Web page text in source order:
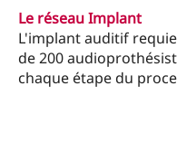
Le réseau Implant
L'implant auditif
de 200
chaque étape du